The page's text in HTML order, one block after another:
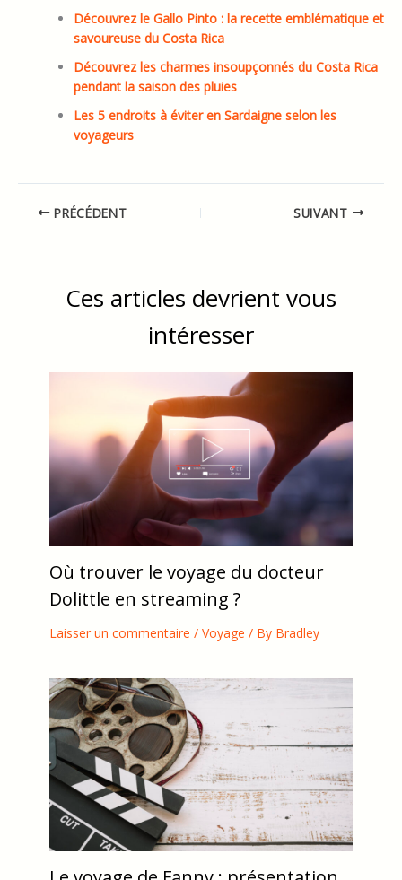
Découvrez le Gallo Pinto : la recette emblématique et
savoureuse du Costa Rica
Découvrez les charmes insoupçonnés du Costa Rica
pendant la saison des pluies
Les 5 endroits à éviter en Sardaigne selon les
voyageurs
PRÉCÉDENT SUIVANT
Ces articles devrient vous
intéresser
Où trouver le voyage du docteur
Dolittle en streaming ?
Laisser un commentaire / Voyage / By Bradley